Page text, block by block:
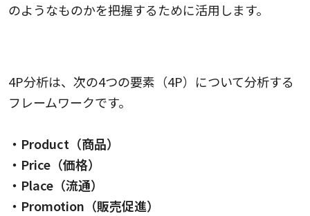
のようなものかを把握するために活用します。
4P分析は、次の4つの要素（4P）について分析する
フレームワークです。
・Product（商品）
・Price（価格）
・Place（流通）
・Promotion（販売促進）